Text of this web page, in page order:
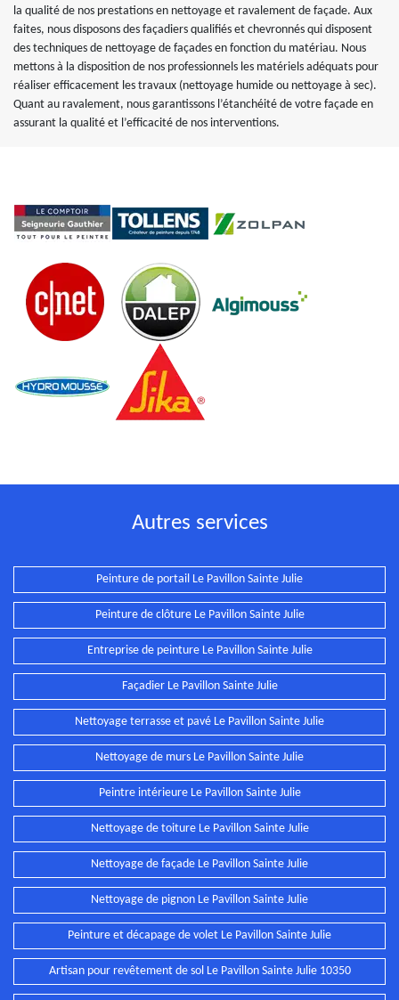
la qualité de nos prestations en nettoyage et ravalement de façade. Aux
faites, nous disposons des façadiers qualifiés et chevronnés qui disposent
des techniques de nettoyage de façades en fonction du matériau. Nous
mettons à la disposition de nos professionnels les matériels adéquats pour
réaliser efficacement les travaux (nettoyage humide ou nettoyage à sec).
Quant au ravalement, nous garantissons l’étanchéité de votre façade en
assurant la qualité et l’efficacité de nos interventions.
Autres services
Peinture de portail Le Pavillon Sainte Julie
Peinture de clôture Le Pavillon Sainte Julie
Entreprise de peinture Le Pavillon Sainte Julie
Façadier Le Pavillon Sainte Julie
Nettoyage terrasse et pavé Le Pavillon Sainte Julie
Nettoyage de murs Le Pavillon Sainte Julie
Peintre intérieure Le Pavillon Sainte Julie
Nettoyage de toiture Le Pavillon Sainte Julie
Nettoyage de façade Le Pavillon Sainte Julie
Nettoyage de pignon Le Pavillon Sainte Julie
Peinture et décapage de volet Le Pavillon Sainte Julie
Artisan pour revêtement de sol Le Pavillon Sainte Julie 10350